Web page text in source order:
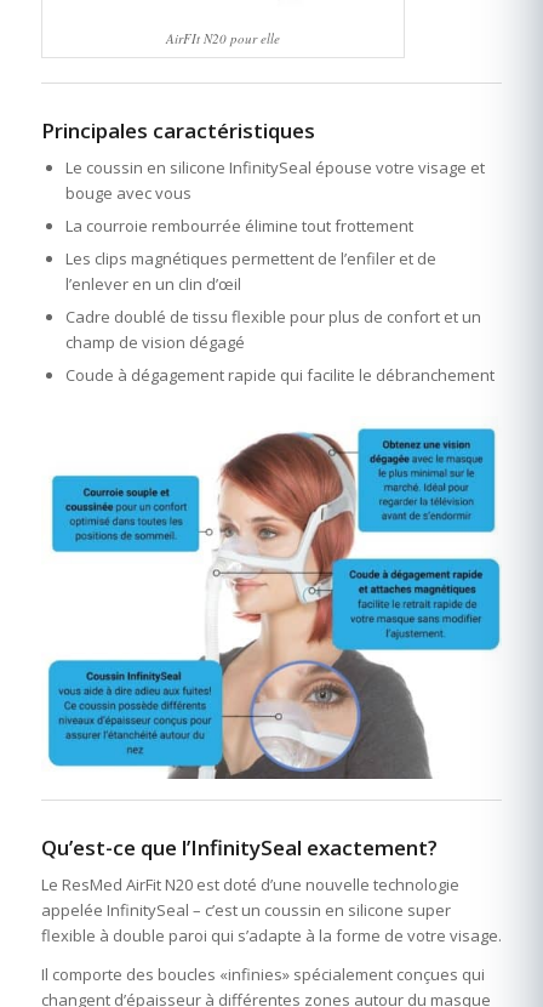
AirFIt N20 pour elle
Principales caractéristiques
Le coussin en silicone InfinitySeal épouse votre visage et
bouge avec vous
La courroie rembourrée élimine tout frottement
Les clips magnétiques permettent de l’enfiler et de
l’enlever en un clin d’œil
Cadre doublé de tissu flexible pour plus de confort et un
champ de vision dégagé
Coude à dégagement rapide qui facilite le débranchement
Qu’est-ce que l’InfinitySeal exactement?
Le ResMed AirFit N20 est doté d’une nouvelle technologie
appelée InfinitySeal – c’est un coussin en silicone super
flexible à double paroi qui s’adapte à la forme de votre visage.
Il comporte des boucles «infinies» spécialement conçues qui
changent d’épaisseur à différentes zones autour du masque